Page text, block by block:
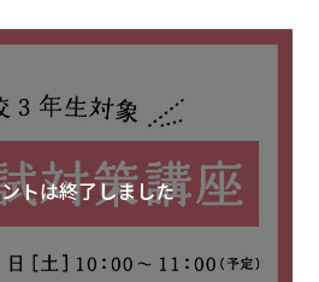
ックトレーナー
トは終了しました